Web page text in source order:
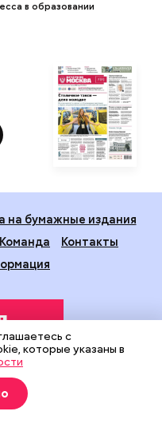
в образовании
на бумажные издания
Команда
Контакты
поддержке Департамента
города Москвы.
технологии
с
которые указаны в